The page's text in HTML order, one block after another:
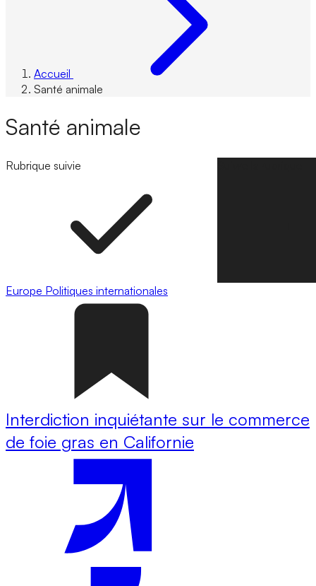
Accueil
Santé animale
Santé animale
Rubrique suivie
Europe Politiques internationales
Interdiction inquiétante sur le commerce
de foie gras en Californie